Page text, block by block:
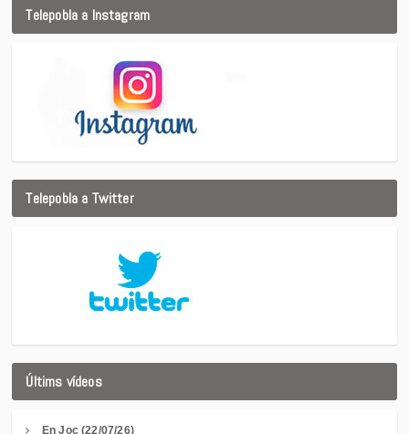
Telepobla a Instagram
Telepobla a Twitter
Últims vídeos
En Joc (22/07/26)